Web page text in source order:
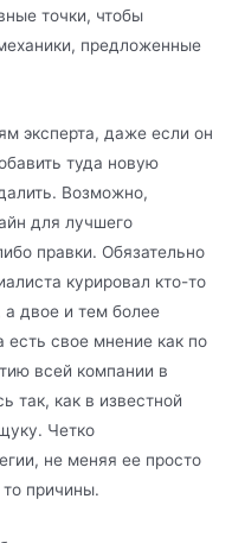
точки, чтобы
предложенные
эксперта, даже если он
туда новую
Возможно,
для лучшего
правки. Обязательно
курировал кто-то
двое и тем более
есть свое мнение как по
всей компании в
так, как в известной
Четко
не меняя ее просто
причины.